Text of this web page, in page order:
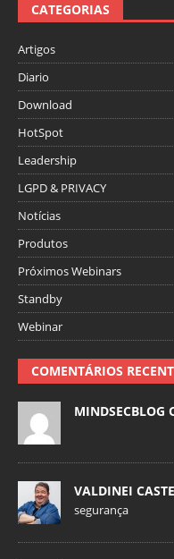
CATEGORIAS
Artigos
Diario
Download
HotSpot
Leadership
LGPD & PRIVACY
Notícias
Produtos
Próximos Webinars
Standby
Webinar
COMENTÁRIOS
MINDSECBLOG
VALDINEI
segurança